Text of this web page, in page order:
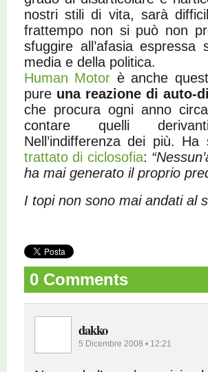
nostri stili di vita, sarà
frattempo non si può non
sfuggire all’afasia
media e della politica.
Human Motor è anche
pure una reazione di auto-
che procura ogni anno
contare quelli derivanti
Nell’indifferenza dei più.
trattato di ciclosofia:
ha mai generato il proprio
I topi non sono mai andati al
0 Comments
dakko
5 Dicembre 2008 • 12:21